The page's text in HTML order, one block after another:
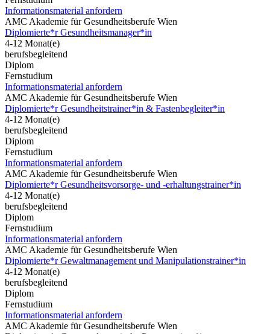
Informationsmaterial anfordern
AMC Akademie für Gesundheitsberufe Wien
Diplomierte*r Gesundheitsmanager*in
4-12 Monat(e)
berufsbegleitend
Diplom
Fernstudium
Informationsmaterial anfordern
AMC Akademie für Gesundheitsberufe Wien
Diplomierte*r Gesundheitstrainer*in & Fastenbegleiter*in
4-12 Monat(e)
berufsbegleitend
Diplom
Fernstudium
Informationsmaterial anfordern
AMC Akademie für Gesundheitsberufe Wien
Diplomierte*r Gesundheitsvorsorge- und -erhaltungstrainer*in
4-12 Monat(e)
berufsbegleitend
Diplom
Fernstudium
Informationsmaterial anfordern
AMC Akademie für Gesundheitsberufe Wien
Diplomierte*r Gewaltmanagement und Manipulationstrainer*in
4-12 Monat(e)
berufsbegleitend
Diplom
Fernstudium
Informationsmaterial anfordern
AMC Akademie für Gesundheitsberufe Wien